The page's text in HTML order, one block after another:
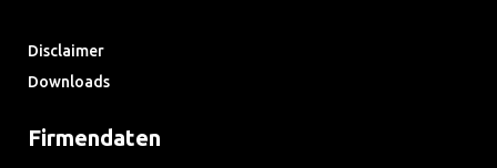
Disclaimer
Downloads
Firmendaten